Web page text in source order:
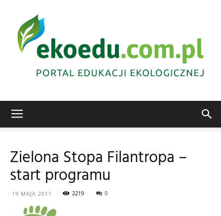
Zielona Stopa Filantropa –
start programu
19 MAJA 2011 2219 0